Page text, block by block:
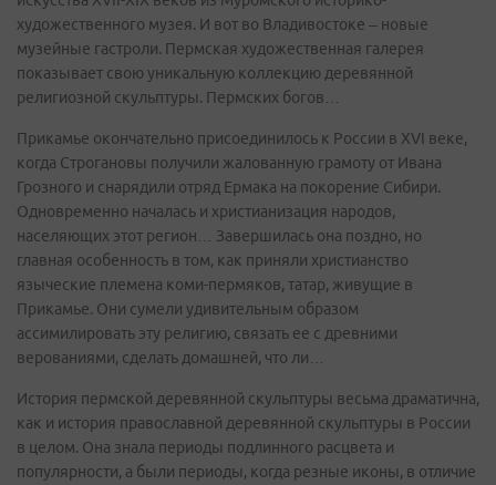
художественного музея. И вот во Владивостоке – новые
музейные гастроли. Пермская художественная галерея
показывает свою уникальную коллекцию деревянной
религиозной скульптуры. Пермских богов…
Прикамье окончательно присоединилось к России в XVI веке,
когда Строгановы получили жалованную грамоту от Ивана
Грозного и снарядили отряд Ермака на покорение Сибири.
Одновременно началась и христианизация народов,
населяющих этот регион… Завершилась она поздно, но
главная особенность в том, как приняли христианство
языческие племена коми-пермяков, татар, живущие в
Прикамье. Они сумели удивительным образом
ассимилировать эту религию, связать ее с древними
верованиями, сделать домашней, что ли…
История пермской деревянной скульптуры весьма драматична,
как и история православной деревянной скульптуры в России
в целом. Она знала периоды подлинного расцвета и
популярности, а были периоды, когда резные иконы, в отличие